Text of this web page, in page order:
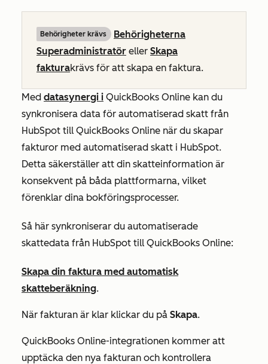
Behörigheter krävs
Behörigheterna
Superadministratör eller Skapa
fakturakrävs för att skapa en faktura.
Med datasynergi i QuickBooks Online kan du
synkronisera data för automatiserad skatt från
HubSpot till QuickBooks Online när du skapar
fakturor med automatiserad skatt i HubSpot.
Detta säkerställer att din skatteinformation är
konsekvent på båda plattformarna, vilket
förenklar dina bokföringsprocesser.
Så här synkroniserar du automatiserade
skattedata från HubSpot till QuickBooks Online:
Skapa din faktura med automatisk
skatteberäkning.
När fakturan är klar klickar du på Skapa.
QuickBooks Online-integrationen kommer att
upptäcka den nya fakturan och kontrollera